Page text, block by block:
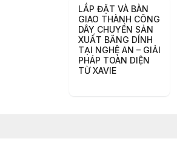
LẮP ĐẶT VÀ BÀN
GIAO THÀNH CÔNG
DÂY CHUYỀN SẢN
XUẤT BĂNG DÍNH
TẠI NGHỆ AN – GIẢI
PHÁP TOÀN DIỆN
TỪ XAVIE